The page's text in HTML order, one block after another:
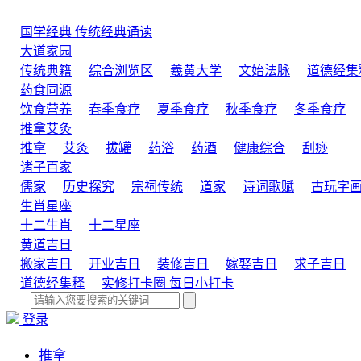
国学经典 传统经典诵读
大道家园
传统典籍
综合浏览区 羲黄大学 文始法脉
道德经集
药食同源
饮食营养
春季食疗 夏季食疗 秋季食疗 冬季食疗
推拿艾灸
推拿
艾灸 拔罐 药浴 药酒 健康综合
刮痧
诸子百家
儒家
历史探究 宗祠传统 道家 诗词歌赋 古玩字画
生肖星座
十二生肖
十二星座
黄道吉日
搬家吉日
开业吉日 装修吉日 嫁娶吉日
求子吉日
道德经集释
实修打卡圈 每日小打卡
登录
推拿